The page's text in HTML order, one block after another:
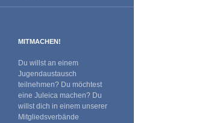
MITMACHEN!
Du willst an einem
Jugendaustausch
teilnehmen? Du möchtest
eine Juleica machen? Du
willst dich in einem unserer
Mitgliedsverbände